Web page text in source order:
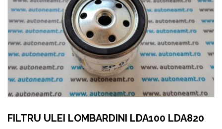
FILTRU ULEI LOMBARDINI LDA100 LDA820